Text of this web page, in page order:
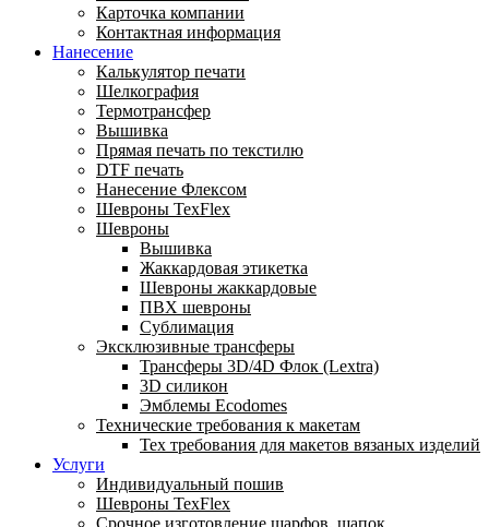
Карточка компании
Контактная информация
Нанесение
Калькулятор печати
Шелкография
Термотрансфер
Вышивка
Прямая печать по текстилю
DTF печать
Нанесение Флексом
Шевроны TexFlex
Шевроны
Вышивка
Жаккардовая этикетка
Шевроны жаккардовые
ПВХ шевроны
Сублимация
Эксклюзивные трансферы
Трансферы 3D/4D Флок (Lextra)
3D силикон
Эмблемы Ecodomes
Технические требования к макетам
Тех требования для макетов вязаных изделий
Услуги
Индивидуальный пошив
Шевроны TexFlex
Срочное изготовление шарфов, шапок